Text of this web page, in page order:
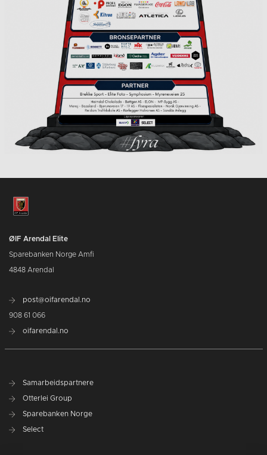
ØIF Arendal Elite
Sparebanken Norge Amfi
4848 Arendal
post@oifarendal.no
908 61 066
oifarendal.no
Samarbeidspartnere
Otterlei Group
Sparebanken Norge
Select